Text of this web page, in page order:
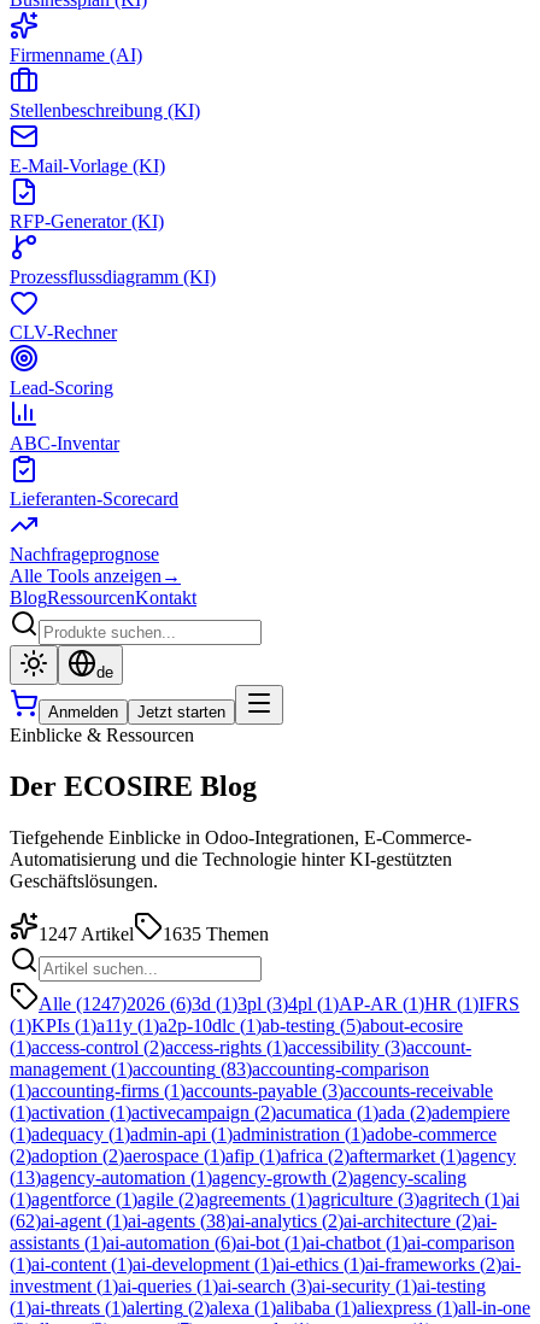
Firmenname (AI)
Stellenbeschreibung (KI)
E-Mail-Vorlage (KI)
RFP-Generator (KI)
Prozessflussdiagramm (KI)
CLV-Rechner
Lead-Scoring
ABC-Inventar
Lieferanten-Scorecard
Nachfrageprognose
Alle Tools anzeigen →
BlogRessourcenKontakt
de
Anmelden Jetzt starten
Einblicke & Ressourcen
Der ECOSIRE Blog
Tiefgehende Einblicke in Odoo-Integrationen, E-Commerce-
Automatisierung und die Technologie hinter KI-gestützten
Geschäftslösungen.
1247 Artikel 1635 Themen
Alle (1247)2026 (6)3d (1)3pl (3)4pl (1)AP-AR (1)HR (1)IFRS
(1)KPIs (1)a11y (1)a2p-10dlc (1)ab-testing (5)about-ecosire
(1)access-control (2)access-rights (1)accessibility (3)account-
management (1)accounting (83)accounting-comparison
(1)accounting-firms (1)accounts-payable (3)accounts-receivable
(1)activation (1)activecampaign (2)acumatica (1)ada (2)adempiere
(1)adequacy (1)admin-api (1)administration (1)adobe-commerce
(2)adoption (2)aerospace (1)afip (1)africa (2)aftermarket (1)agency
(13)agency-automation (1)agency-growth (2)agency-scaling
(1)agentforce (1)agile (2)agreements (1)agriculture (3)agritech (1)ai
(62)ai-agent (1)ai-agents (38)ai-analytics (2)ai-architecture (2)ai-
assistants (1)ai-automation (6)ai-bot (1)ai-chatbot (1)ai-comparison
(1)ai-content (1)ai-development (1)ai-ethics (1)ai-frameworks (2)ai-
investment (1)ai-queries (1)ai-search (3)ai-security (1)ai-testing
(1)ai-threats (1)alerting (2)alexa (1)alibaba (1)aliexpress (1)all-in-one